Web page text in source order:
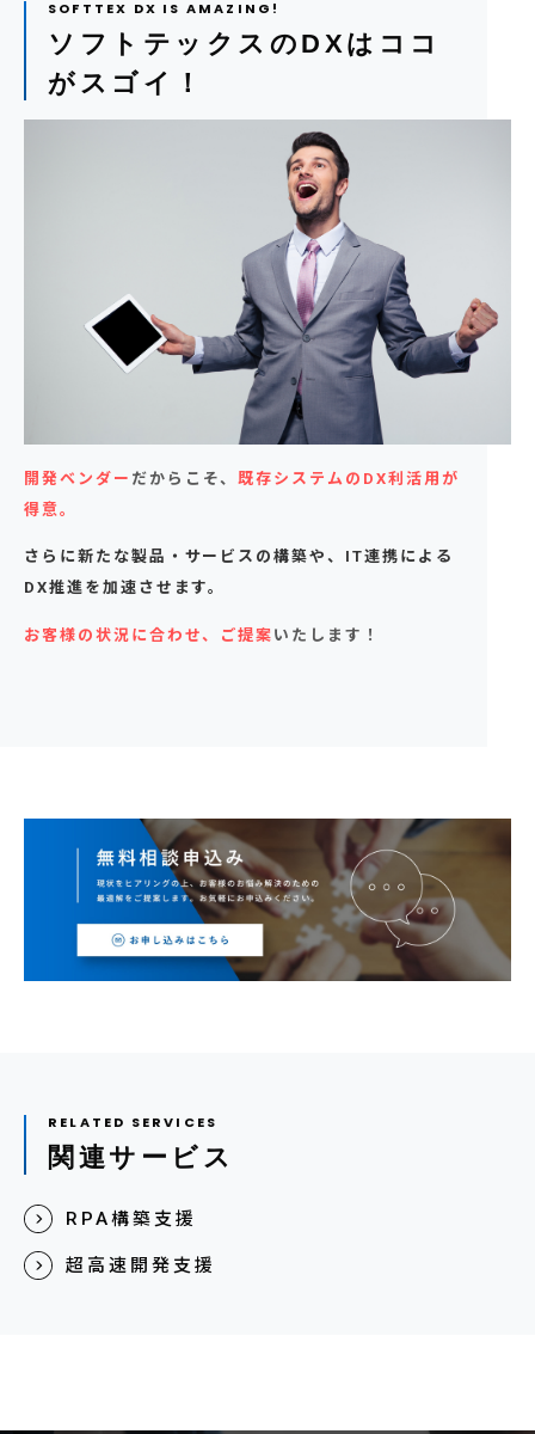
ソフトテックスのDXはココ
がスゴイ！
開発ベンダー だからこそ、既存システムのDX利活用が
得意。
さらに新たな製品・サービスの構築や、 IT連携による
DX推進を加速させます。
お客様の状況に合わせ、ご提案 いたします！
関連サービス
RPA構築支援
超高速開発支援